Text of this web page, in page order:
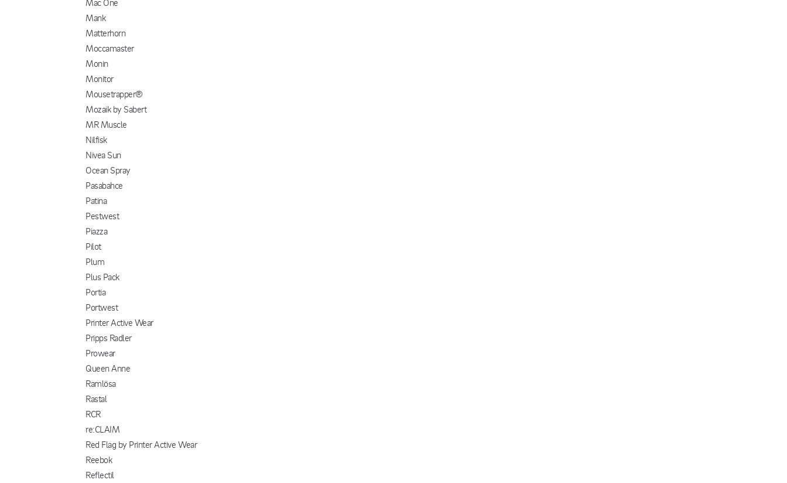
Mac One
Mank
Matterhorn
Moccamaster
Monin
Monitor
Mousetrapper®
Mozaik by Sabert
MR Muscle
Nilfisk
Nivea Sun
Ocean Spray
Pasabahce
Patina
Pestwest
Piazza
Pilot
Plum
Plus Pack
Portia
Portwest
Printer Active Wear
Pripps Radler
Prowear
Queen Anne
Ramlösa
Rastal
RCR
re:CLAIM
Red Flag by Printer Active Wear
Reebok
Reflectil